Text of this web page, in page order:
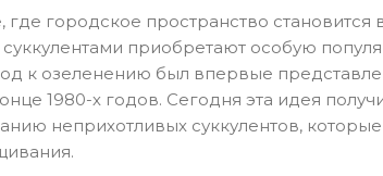
городское пространство становится
приобретают особую
к озеленению был впервые
1980-х годов. Сегодня эта идея
неприхотливых суккулентов,